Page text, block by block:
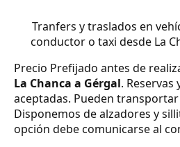
Tranfers y traslados en
conductor o taxi desde La
Precio Prefijado antes de
La Chanca a Gérgal. Reservas
aceptadas. Pueden
Disponemos de alzadores y
opción debe comunicarse al